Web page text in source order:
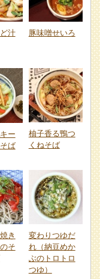
汁
豚味噌せいろ
ー
ば
柚子香る鴨つ
くねそば
き
そ
変わりつゆだ
れ（納豆めか
ぶのトロトロ
つゆ）